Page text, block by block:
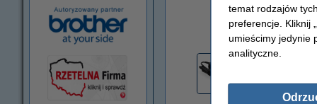
powiększ
temat rodzajów
preferencje. Kliknij
umieścimy jedynie
analityczne.